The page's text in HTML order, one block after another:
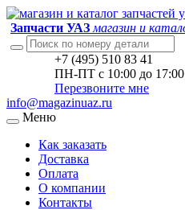
Запчасти УАЗ магазин и
+7 (495) 510 83 41
ПН-ПТ с 10:00 до 17:00
Перезвоните мне
info@magazinuaz.ru
Меню
Как заказать
Доставка
Оплата
О компании
Контакты